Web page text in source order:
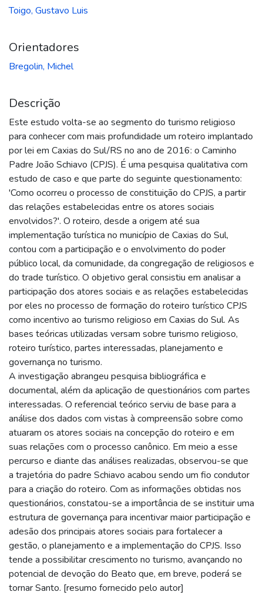
Toigo, Gustavo Luis
Orientadores
Bregolin, Michel
Descrição
Este estudo volta-se ao segmento do turismo religioso
para conhecer com mais profundidade um roteiro implantado
por lei em Caxias do Sul/RS no ano de 2016: o Caminho
Padre João Schiavo (CPJS). É uma pesquisa qualitativa com
estudo de caso e que parte do seguinte questionamento:
'Como ocorreu o processo de constituição do CPJS, a partir
das relações estabelecidas entre os atores sociais
envolvidos?'. O roteiro, desde a origem até sua
implementação turística no município de Caxias do Sul,
contou com a participação e o envolvimento do poder
público local, da comunidade, da congregação de religiosos e
do trade turístico. O objetivo geral consistiu em analisar a
participação dos atores sociais e as relações estabelecidas
por eles no processo de formação do roteiro turístico CPJS
como incentivo ao turismo religioso em Caxias do Sul. As
bases teóricas utilizadas versam sobre turismo religioso,
roteiro turístico, partes interessadas, planejamento e
governança no turismo.
A investigação abrangeu pesquisa bibliográfica e
documental, além da aplicação de questionários com partes
interessadas. O referencial teórico serviu de base para a
análise dos dados com vistas à compreensão sobre como
atuaram os atores sociais na concepção do roteiro e em
suas relações com o processo canônico. Em meio a esse
percurso e diante das análises realizadas, observou-se que
a trajetória do padre Schiavo acabou sendo um fio condutor
para a criação do roteiro. Com as informações obtidas nos
questionários, constatou-se a importância de se instituir uma
estrutura de governança para incentivar maior participação e
adesão dos principais atores sociais para fortalecer a
gestão, o planejamento e a implementação do CPJS. Isso
tende a possibilitar crescimento no turismo, avançando no
potencial de devoção do Beato que, em breve, poderá se
tornar Santo. [resumo fornecido pelo autor]